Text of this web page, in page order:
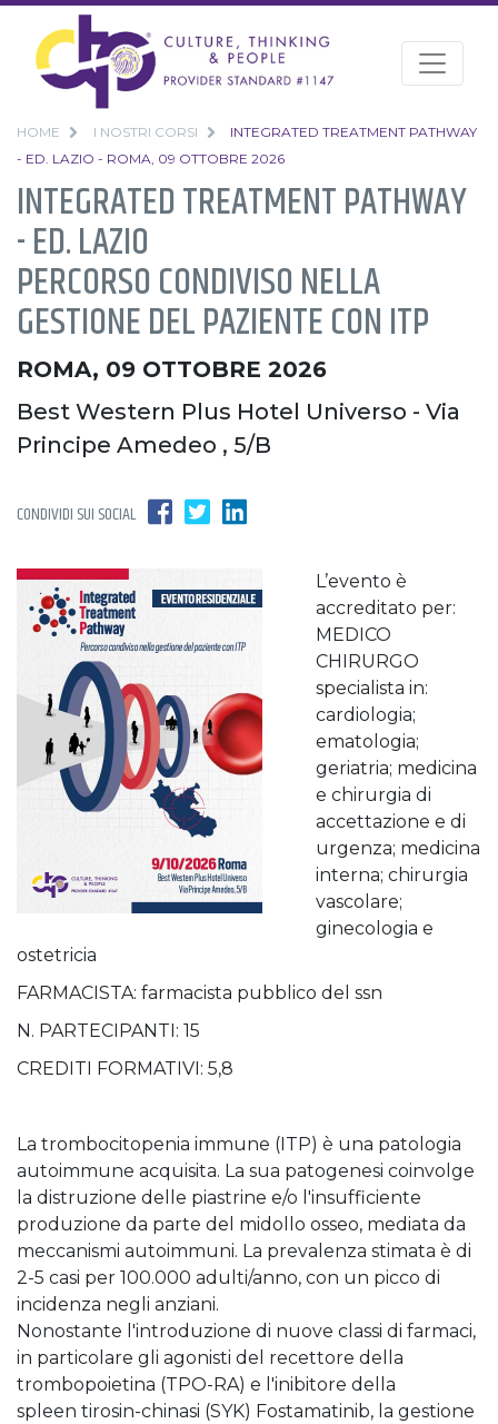
HOME I NOSTRI CORSI
INTEGRATED TREATMENT PATHWAY
- ED. LAZIO - ROMA, 09 OTTOBRE 2026
INTEGRATED TREATMENT PATHWAY
- ED. LAZIO
PERCORSO CONDIVISO NELLA
GESTIONE DEL PAZIENTE CON ITP
ROMA, 09 OTTOBRE 2026
Best Western Plus Hotel Universo - Via
Principe Amedeo , 5/B
CONDIVIDI SUI SOCIAL
L’evento è
accreditato per:
MEDICO
CHIRURGO
specialista in:
cardiologia;
ematologia;
geriatria; medicina
e chirurgia di
accettazione e di
urgenza; medicina
interna; chirurgia
vascolare;
ginecologia e
ostetricia
FARMACISTA: farmacista pubblico del ssn
N. PARTECIPANTI: 15
CREDITI FORMATIVI: 5,8
La trombocitopenia immune (ITP) è una patologia
autoimmune acquisita. La sua patogenesi coinvolge
la distruzione delle piastrine e/o l'insufficiente
produzione da parte del midollo osseo, mediata da
meccanismi autoimmuni. La prevalenza stimata è di
2-5 casi per 100.000 adulti/anno, con un picco di
incidenza negli anziani.
Nonostante l'introduzione di nuove classi di farmaci,
in particolare gli agonisti del recettore della
trombopoietina (TPO-RA) e l'inibitore della
spleen tirosin-chinasi (SYK) Fostamatinib, la gestione